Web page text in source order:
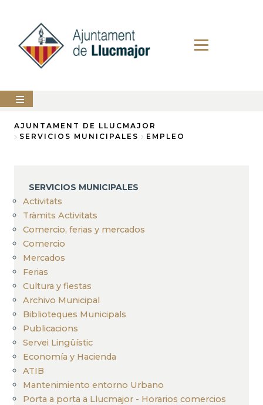
contenido
principal
AYUNTAMIENTO
PERFIL
DEL
ANUNCIOS
de
ayuda
a
la
navegación
AJUNTAMENT DE LLUCMAJOR
SERVICIOS MUNICIPALES
EMPLEO
SERVICIOS MUNICIPALES
Activitats
Tràmits Activitats
Comercio, ferias y mercados
Comercio
Mercados
Ferias
Cultura y fiestas
Archivo Municipal
Biblioteques Municipals
Publicacions
Servei Lingüístic
Economía y Hacienda
ATIB
Mantenimiento entorno Urbano
Porta a porta a Llucmajor - Horarios comercios